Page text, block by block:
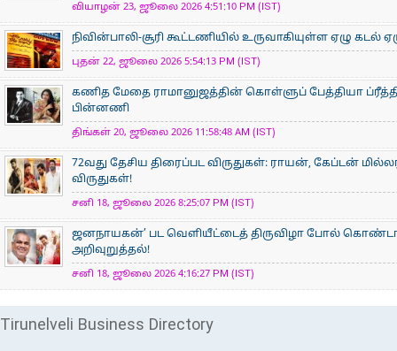
வியாழன் 23, ஜூலை 2026 4:51:10 PM (IST)
நிவின்பாலி-சூரி கூட்டணியில் உருவாகியுள்ள ஏழு கடல்
புதன் 22, ஜூலை 2026 5:54:13 PM (IST)
கணித மேதை ராமானுஜத்தின் கொள்ளுப் பேத்தியா
பின்னணி
திங்கள் 20, ஜூலை 2026 11:58:48 AM (IST)
72வது தேசிய திரைப்பட விருதுகள்: ராயன், கேப்டன்
விருதுகள்!
சனி 18, ஜூலை 2026 8:25:07 PM (IST)
ஜனநாயகன்’ பட வெளியீட்டைத் திருவிழா போல்
அறிவுறுத்தல்!
சனி 18, ஜூலை 2026 4:16:27 PM (IST)
Tirunelveli Business Directory